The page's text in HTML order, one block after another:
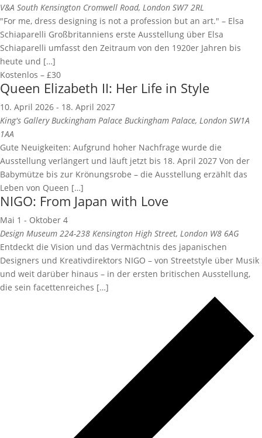
V&A South Kensington Cromwell Road, London SW7 2RL
"For me, dress designing is not a profession but an art." – Elsa
Schiaparelli Großbritanniens erste Ausstellung über Elsa
Schiaparelli umfasst den Zeitraum von den 1920er Jahren bis
heute und […]
Kostenlos – £30
Queen Elizabeth II: Her Life in Style
10. April 2026 - 18. April 2027
King's Gallery Buckingham Palace Buckingham Palace, London SW1A
1AA
Gute Neuigkeiten: Aufgrund hoher Nachfrage wurde die
Ausstellung verlängert und läuft jetzt bis 18. April 2027 Von der
Babymütze bis zur Krönungsrobe – die Ausstellung erzählt das
Leben von Queen […]
NIGO: From Japan with Love
Mai 1 - Oktober 4
Design Museum 224-238 Kensington High Street, London W8 6AG
Entdeckt die Vision und das Vermächtnis des japanischen
Designers und Kreativdirektors NIGO – von Streetstyle über Musik
und weit darüber hinaus – in der ersten britischen Ausstellung,
die sein facettenreiches […]